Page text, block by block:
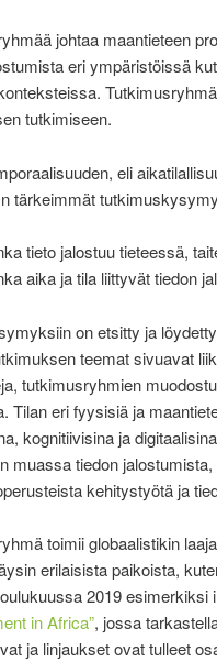
johtaa maantieteen
eri ympäristöissä
tutkimiseen.
eli
tärkeimmät
tieto jalostuu tieteessä,
aika ja tila liittyvät tiedon
on etsitty ja
teemat sivuavat
tutkimusryhmien
Tilan eri fyysisiä ja
kognitiivisina ja
muassa tiedon
kehitystyötä ja
toimii globaalistikin
erilaisista paikoista,
2019
in Africa”, jossa
ja linjaukset ovat tulleet